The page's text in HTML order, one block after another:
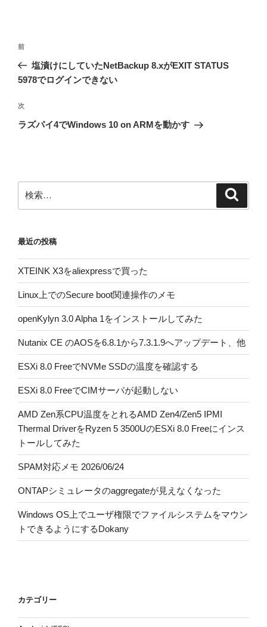
投
ナ
ゲ
ー
前
の
投
前
塩漬けにしていたNetBackup 8.xがEXIT STATUS
5978でログインできない
次
の
次
ラズパイ4でWindows 10 on ARMを動かす
索:
最近の投稿
XTEINK X3をaliexpressで買った
Linux上でのSecure boot関連操作のメモ
openKylyn 3.0 Alpha 1をインストールしてみた
Nutanix CE のAOSを6.8.1から7.3.1.9へアップデート、他
ESXi 8.0 FreeでNVMe SSDの温度を確認する
ESXi 8.0 FreeでCIMサーバが起動しない
AMD Zen系CPU温度をとれるAMD Zen4/Zen5 IPMI
Thermal DriverをRyzen 5 3500UのESXi 8.0 Freeにインス
トールしてみた
SPAM対応メモ 2026/06/24
ONTAPシミュレータのaggregateが見えなくなった
Windows OS上でユーザ権限でファイルシステムをマウン
トできるようにするDokany
カテゴリー